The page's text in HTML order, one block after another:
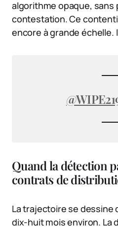
algorithme opaque, sans
contestation. Ce
encore à grande échelle.
Quand la détection
contrats de
La trajectoire se dessine
dix-huit mois environ. La